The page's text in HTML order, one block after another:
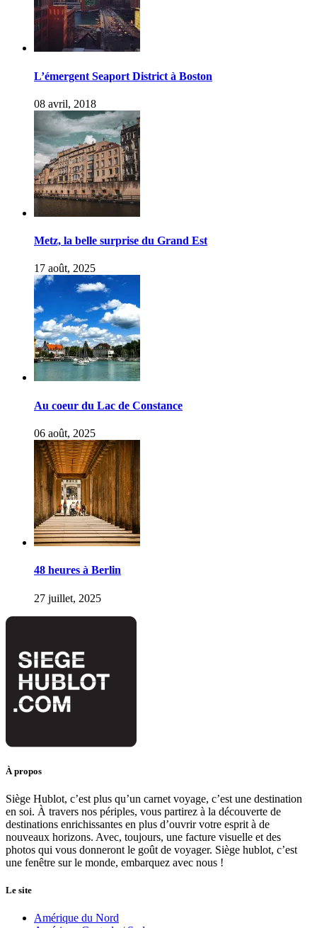
L’émergent Seaport District à Boston
08 avril, 2018
Metz, la belle surprise du Grand Est
17 août, 2025
Au coeur du Lac de Constance
06 août, 2025
48 heures à Berlin
27 juillet, 2025
À propos
Siège Hublot, c’est plus qu’un carnet voyage, c’est une destination
en soi. À travers nos périples, vous partirez à la découverte de
destinations enrichissantes en plus d’ouvrir votre esprit à de
nouveaux horizons. Avec, toujours, une facture visuelle et des
photos qui vous donneront le goût de voyager. Siège hublot, c’est
une fenêtre sur le monde, embarquez avec nous !
Le site
Amérique du Nord